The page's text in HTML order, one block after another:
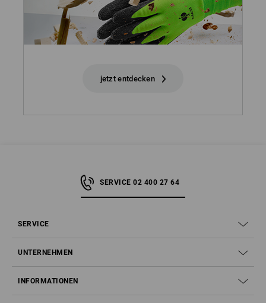
jetzt entdecken
SERVICE 02 400 27 64
SERVICE
UNTERNEHMEN
INFORMATIONEN